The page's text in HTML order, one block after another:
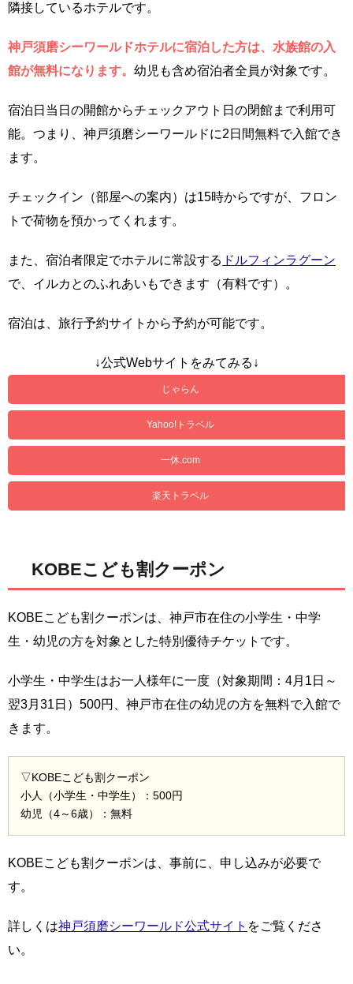
隣接しているホテルです。
神戸須磨シーワールドホテルに宿泊した方は、水族館の入
館が無料になります。 幼児も含め宿泊者全員が対象です。
宿泊日当日の開館からチェックアウト日の閉館まで利用可
能。つまり、神戸須磨シーワールドに2日間無料で入館でき
ます。
チェックイン（部屋への案内）は15時からですが、フロン
トで荷物を預かってくれます。
また、宿泊者限定でホテルに常設する ドルフィンラグーン
で、イルカとのふれあいもできます（有料です）。
宿泊は、旅行予約サイトから予約が可能です。
↓公式Webサイトをみてみる↓
じゃらん
Yahoo!トラベル
一休.com
楽天トラベル
KOBEこども割クーポン
KOBEこども割クーポンは、神戸市在住の小学生・中学
生・幼児の方を対象とした特別優待チケットです。
小学生・中学生はお一人様年に一度（対象期間：4月1日～
翌3月31日）500円、神戸市在住の幼児の方を無料で入館で
きます。
▽KOBEこども割クーポン
小人（小学生・中学生）：500円
幼児（4～6歳）：無料
KOBEこども割クーポンは、事前に、申し込みが必要で
す。
詳しくは神戸須磨シーワールド公式サイト をご覧くださ
い。